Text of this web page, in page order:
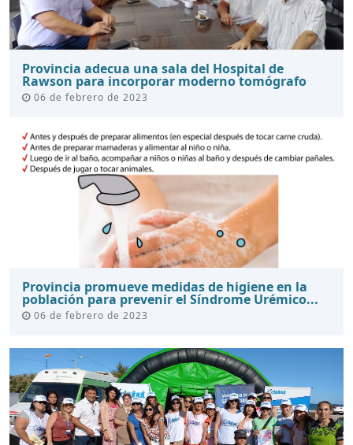
Provincia adecua una sala del Hospital de
Rawson para incorporar moderno tomógrafo
06 de febrero de 2023
Provincia promueve medidas de higiene en la
población para prevenir el Síndrome Urémico...
06 de febrero de 2023